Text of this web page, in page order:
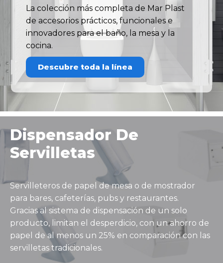
La colección más completa de Mar Plast
de accesorios prácticos, funcionales e
innovadores para el baño, la mesa y la
cocina.
Descubre toda la línea
Dispensador De
Servilletas
Servilleteros de papel de mesa o de mostrador
para bares, cafeterías, pubs y restaurantes.
Gracias al sistema de dispensación de un solo
producto, limitan el desperdicio, con un ahorro de
papel de al menos un 25% en comparación con las
servilletas tradicionales.